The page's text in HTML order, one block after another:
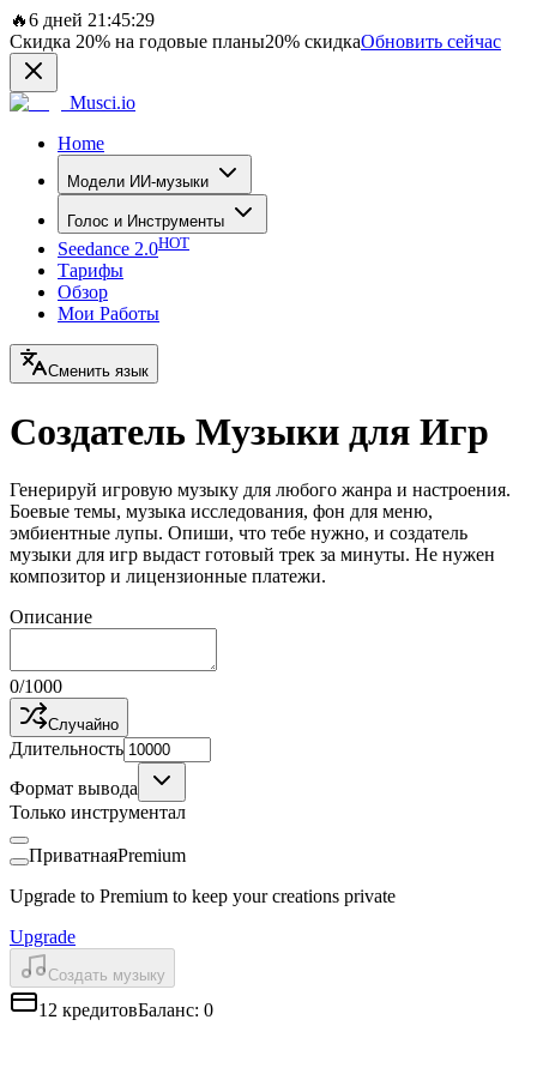
🔥6 дней 21:45:29
Скидка 20% на годовые планы20% скидкаОбновить сейчас
Musci.io
Home
Модели ИИ-музыки
Голос и Инструменты
Seedance 2.0HOT
Тарифы
Обзор
Мои Работы
Сменить язык
Создатель Музыки для Игр
Генерируй игровую музыку для любого жанра и настроения.
Боевые темы, музыка исследования, фон для меню,
эмбиентные лупы. Опиши, что тебе нужно, и создатель
музыки для игр выдаст готовый трек за минуты. Не нужен
композитор и лицензионные платежи.
Описание
0/1000
Случайно
Длительность
Формат вывода
Только инструментал
ПриватнаяPremium
Upgrade to Premium to keep your creations private
Upgrade
Создать музыку
12 кредитовБаланс: 0